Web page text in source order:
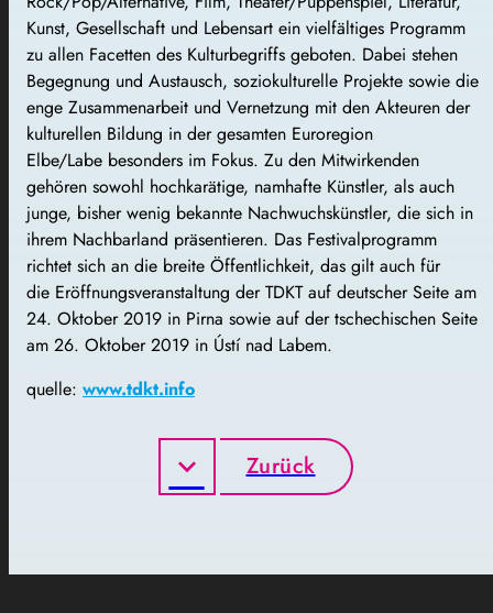
Kunst, Gesellschaft und Lebensart ein vielfältiges Programm
zu allen Facetten des Kulturbegriffs geboten. Dabei stehen
Begegnung und Austausch, soziokulturelle Projekte sowie die
enge Zusammenarbeit und Vernetzung mit den Akteuren der
kulturellen Bildung in der gesamten Euroregion
Elbe/Labe besonders im Fokus. Zu den Mitwirkenden
gehören sowohl hochkarätige, namhafte Künstler, als auch
junge, bisher wenig bekannte Nachwuchskünstler, die sich in
ihrem Nachbarland präsentieren. Das Festivalprogramm
richtet sich an die breite Öffentlichkeit, das gilt auch für
die Eröffnungsveranstaltung der TDKT auf deutscher Seite am
24. Oktober 2019 in Pirna sowie auf der tschechischen Seite
am 26. Oktober 2019 in Ústí nad Labem.
quelle: www.tdkt.info
Zurück